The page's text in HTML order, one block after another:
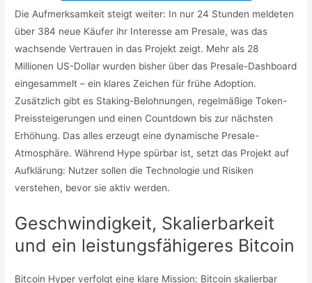
Die Aufmerksamkeit steigt weiter: In nur 24 Stunden meldeten
über 384 neue Käufer ihr Interesse am Presale, was das
wachsende Vertrauen in das Projekt zeigt. Mehr als 28
Millionen US-Dollar wurden bisher über das Presale-Dashboard
eingesammelt – ein klares Zeichen für frühe Adoption.
Zusätzlich gibt es Staking-Belohnungen, regelmäßige Token-
Preissteigerungen und einen Countdown bis zur nächsten
Erhöhung. Das alles erzeugt eine dynamische Presale-
Atmosphäre. Während Hype spürbar ist, setzt das Projekt auf
Aufklärung: Nutzer sollen die Technologie und Risiken
verstehen, bevor sie aktiv werden.
Geschwindigkeit, Skalierbarkeit
und ein leistungsfähigeres Bitcoin
Bitcoin Hyper verfolgt eine klare Mission: Bitcoin skalierbar